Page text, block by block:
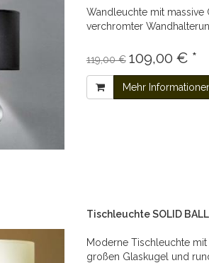
Wandleuchte mit massive
verchromter
119,00 € 109,00 € *
Mehr
Tischleuchte SOLID
Moderne Tischleuchte
großen Glaskugel und